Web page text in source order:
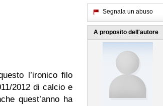
l’ironico filo
2012 di calcio e
quest’anno ha
Segnala un abuso
A proposito dell'autore